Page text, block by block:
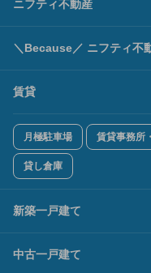
ニフティ不動産
＼Because／ ニフティ不
賃貸
月極駐車場 賃貸事務所
貸し倉庫
新築一戸建て
中古一戸建て